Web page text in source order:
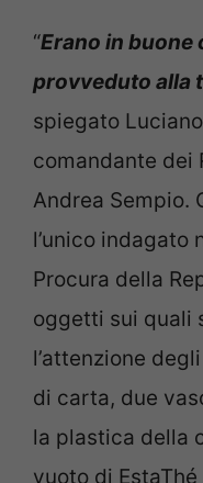
“Erano in buone
provveduto alla
spiegato Luciano
comandante dei
Andrea Sempio.
l’unico indagato
Procura della
oggetti sui quali
l’attenzione
di carta, due
la plastica della
vuoto di